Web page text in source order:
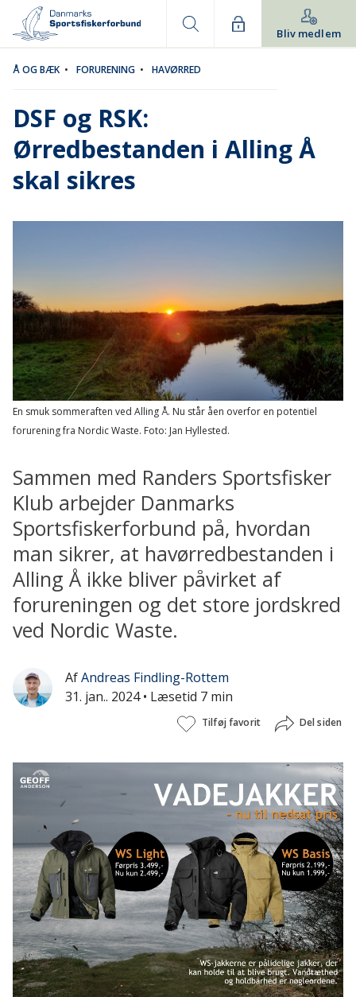
Bliv medlem
Å OG BÆK • FORURENING • HAVØRRED
DSF og RSK:
Ørredbestanden i Alling Å
skal sikres
En smuk sommeraften ved Alling Å. Nu står åen overfor en potentiel
forurening fra Nordic Waste. Foto: Jan Hyllested.
Sammen med Randers Sportsfisker
Klub arbejder Danmarks
Sportsfiskerforbund på, hvordan
man sikrer, at havørredbestanden i
Alling Å ikke bliver påvirket af
forureningen og det store jordskred
ved Nordic Waste.
AfAndreas Findling-Rottem
31. jan.. 2024• Læsetid 7 min
Tilføj favorit Del siden